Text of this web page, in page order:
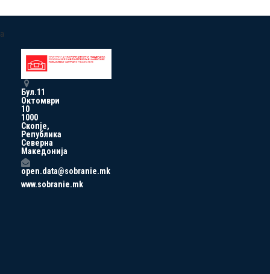
a
Бул.11
Октомври
10
1000
Скопје,
Република
Северна
Македонија
open.data@sobranie.mk
www.sobranie.mk